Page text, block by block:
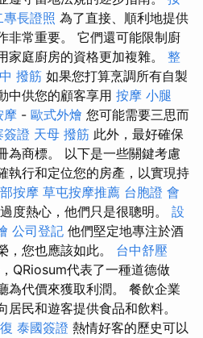
專長證照 為了直接、順利地提供
非常重要。 它們還可能限制廚
庭廚房的資格更加複雜。 整
撥筋 如果您打算烹調所有自製
中供您的顧客享用 按摩 小腿
摩 - 歐式外燴 您可能需要三思而
簽證 天母 撥筋 此外，最好確保
為商標。 以下是一些關鍵考慮
執行和定位您的房產，以實現持
按摩 草屯按摩推薦 台胞證 會
度熱心，他們只是很聰明。 設
公司登記 他們堅定地專注於酒
，您也應該如此。 台中舒壓
QRiosum代表了一種道德做
為代價來獲取利潤。 餐飲企業
民和遊客提供食品和飲料。
泰國簽證 熱情好客的歷史可以